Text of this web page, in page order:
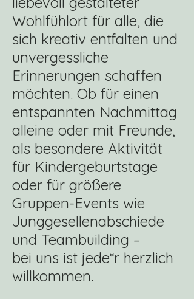
Wohlfühlort für alle, die
sich kreativ entfalten und
unvergessliche
Erinnerungen schaffen
möchten. Ob für einen
entspannten Nachmittag
alleine oder mit Freunde,
als besondere Aktivität
für Kindergeburtstage
oder für größere
Gruppen-Events wie
Junggesellenabschiede
und Teambuilding –
bei uns ist jede*r herzlich
willkommen.